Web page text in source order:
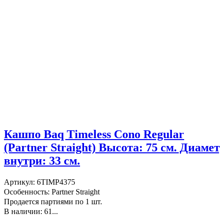
Кашпо Baq Timeless Cono Regular
(Partner Straight) Высота: 75 см.
внутри: 33 см.
Артикул: 6TIMP4375
Особенность: Partner Straight
Продается партиями по 1 шт.
В наличии: 61...